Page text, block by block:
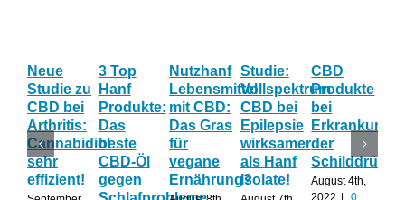
Neue
Studie zu
CBD bei
Arthritis:
Cannabidiol
sehr
effizient!
3 Top
Hanf
Produkte:
Das
beste
CBD-Öl
gegen
Nutzhanf
Lebensmittel
mit CBD:
Das Gras
für
vegane
Ernährung?
Studie:
Vollspektrum
CBD bei
Epilepsie
wirksamer
als Hanf
Isolate!
CBD
Produkte
bei
der
Schilddrüse
August 4th,
2022 |
0